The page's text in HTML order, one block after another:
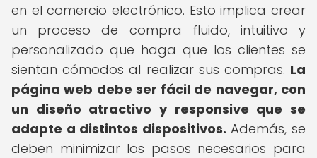
en el comercio electrónico. Esto implica crear
un proceso de compra fluido, intuitivo y
personalizado que haga que los clientes se
sientan cómodos al realizar sus compras. La
página web debe ser fácil de navegar, con
un diseño atractivo y responsive que se
adapte a distintos dispositivos. Además, se
deben minimizar los pasos necesarios para